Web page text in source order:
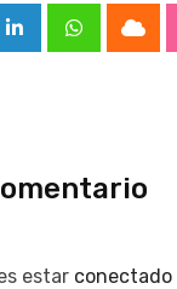
LinkedInWhatsappCloud
estar conectado